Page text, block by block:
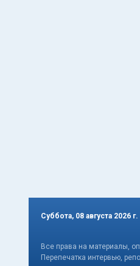
Суббота, 08 августа 2026 г.
Все права на материалы,
Перепечатка интервью,